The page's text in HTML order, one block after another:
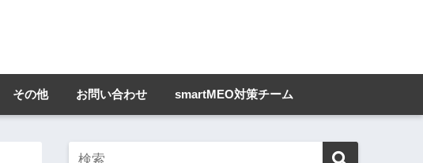
その他 お問い合わせ smartMEO対策チーム